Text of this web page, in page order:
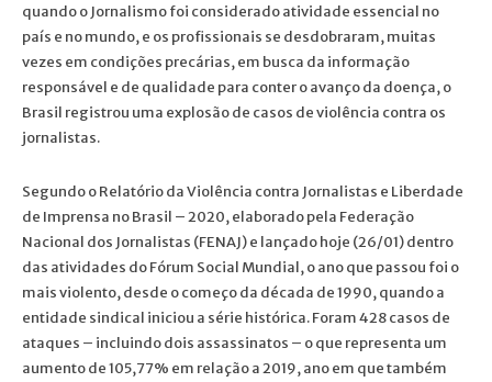
quando o Jornalismo foi considerado atividade essencial no
país e no mundo, e os profissionais se desdobraram, muitas
vezes em condições precárias, em busca da informação
responsável e de qualidade para conter o avanço da doença, o
Brasil registrou uma explosão de casos de violência contra os
jornalistas.
Segundo o Relatório da Violência contra Jornalistas e Liberdade
de Imprensa no Brasil – 2020, elaborado pela Federação
Nacional dos Jornalistas (FENAJ) e lançado hoje (26/01) dentro
das atividades do Fórum Social Mundial, o ano que passou foi o
mais violento, desde o começo da década de 1990, quando a
entidade sindical iniciou a série histórica. Foram 428 casos de
ataques – incluindo dois assassinatos – o que representa um
aumento de 105,77% em relação a 2019, ano em que também